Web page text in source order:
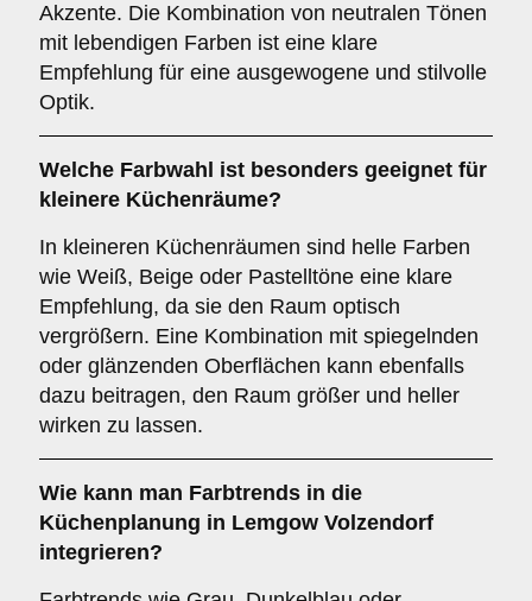
Akzente. Die Kombination von neutralen Tönen
mit lebendigen Farben ist eine klare
Empfehlung für eine ausgewogene und stilvolle
Optik.
Welche Farbwahl ist besonders geeignet für
kleinere Küchenräume?
In kleineren Küchenräumen sind helle Farben
wie Weiß, Beige oder Pastelltöne eine klare
Empfehlung, da sie den Raum optisch
vergrößern. Eine Kombination mit spiegelnden
oder glänzenden Oberflächen kann ebenfalls
dazu beitragen, den Raum größer und heller
wirken zu lassen.
Wie kann man Farbtrends in die
Küchenplanung in Lemgow Volzendorf
integrieren?